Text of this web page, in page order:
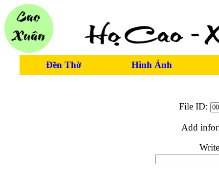
Đền Thờ Hình Ảnh
File ID:
Add